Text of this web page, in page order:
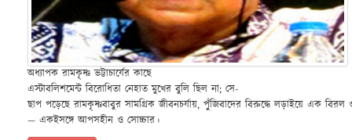
অধ্যাপক রামকৃষ্ণ ভট্টাচার্যের কাছে
এস্টাবলিশমেন্ট বিরোধিতা নেহাত মুখের বুলি ছিল না; সে-
ছাপ পড়েছে রামকৃষ্ণবাবুর সামগ্রিক জীবনচর্যায়, পুঁজিবাদের বিরুদ্ধে লড়াইয়ে এক বিরল ও
— একইসঙ্গে আপসহীন ও সোচ্চার।